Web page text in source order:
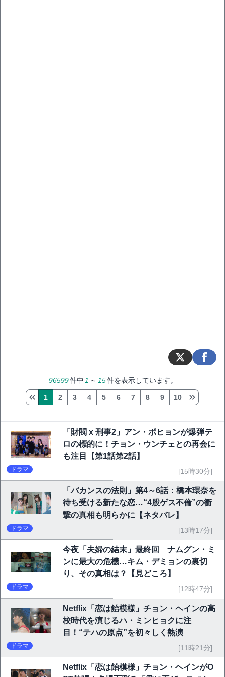
96599件中 1 ～ 15件を表示しています。
1 2 3 4 5 6 7 8 9 10
「財閥 x 刑事2」アン・ボヒョンが爆弾テ
ロの標的に！チョン・ウンチェとの再会に
も注目【第1話第2話】
ドラマ [15時30分]
「バカンスの法則」第4～6話：橋本環奈を
待ち受ける新たな恋…“4股ゲス不倫”の衝
撃の真相も明らかに【ネタバレ】
ドラマ [13時17分]
今夜「夫婦の結末」最終回 ナムグン・ミ
ンに最大の危機…キム・デミョンの裏切
り、その真相は？【見どころ】
ドラマ [12時47分]
Netflix「恋は飴模様」チョン・ヘインの高
校時代を演じるハ・ミンヒョクに注
目！“テハの原点”を初々しく熱演
ドラマ [11時21分]
Netflix「恋は飴模様」チョン・ヘインがO